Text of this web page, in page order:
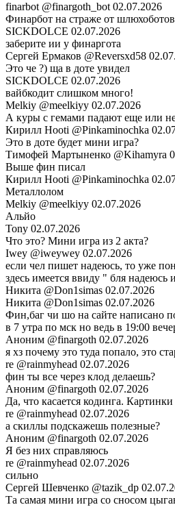
finarbot @finargoth_bot 02.07.2026
Финарбот на страже от
SICKDOLCE 02.07.2026
заберите ии у финаргота
Сергей Ермаков @Reversxd58
Это че ?) ща в доте увидел
SICKDOLCE 02.07.2026
вайбкодит слишком много!
Melkiy @meelkiyy 02.07.2026
А куры с гемами падают еще или
Кирилл Hooti @Pinkaminochka
Это в доте будет мини игра?
Тимофей Мартыненко @Kihamyra
Выше фин писал
Кирилл Hooti @Pinkaminochka
Металлолом
Melkiy @meelkiyy 02.07.2026
Альйо
Tony 02.07.2026
Что это? Мини игра из 2 акта?
Iwey @iweywey 02.07.2026
если чел пишет надеюсь, то уже
здесь имеется ввиду " бля надеюсь
Никита @Don1simas 02.07.2026
Никита @Don1simas 02.07.2026
Фин,баг чи шо на сайте написано
в 7 утра по мск но ведь в 19:00
Аноним @finargoth 02.07.2026
я хз почему это туда попало, это
re @rainmyhead 02.07.2026
фин ты все через клод делаешь?
Аноним @finargoth 02.07.2026
Да, что касается кодинга.
re @rainmyhead 02.07.2026
а скиллы подскажешь полезные?
Аноним @finargoth 02.07.2026
Я без них справляюсь
re @rainmyhead 02.07.2026
сильно
Сергей Шевченко @tazik_dp
Та самая мини игра со сносом